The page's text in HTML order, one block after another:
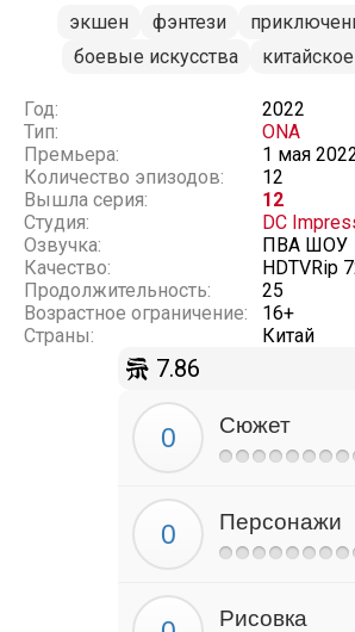
экшен
фэнтези
боевые искусства
Год:
2022
Тип:
ONA
Премьера:
1 мая
Количество эпизодов:
12
Вышла серия:
12
Студия:
DC
Озвучка:
ПВА ШОУ
Качество:
HDTVRip
Продолжительность:
25
Возрастное ограничение:
16+
Страны:
Китай
7.86
Сюжет
Персонажи
Рисовка